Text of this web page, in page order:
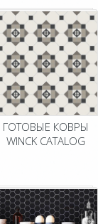
ГОТОВЫЕ КОВРЫ
WINCK CATALOG